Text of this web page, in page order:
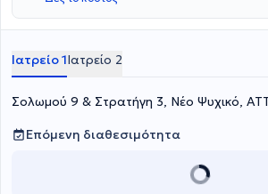
Ιατρείο 1Ιατρείο 2
Σολωμού 9 & Στρατήγη 3, Νέο Ψυχικό,
Επόμενη διαθεσιμότητα